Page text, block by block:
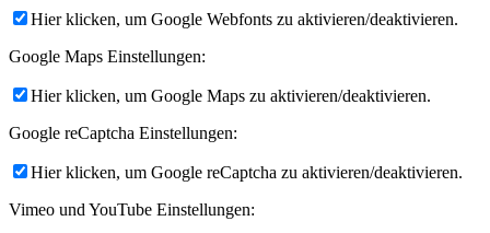
Hier klicken, um Google Webfonts zu aktivieren/deaktivieren.
Google Maps Einstellungen:
Hier klicken, um Google Maps zu aktivieren/deaktivieren.
Google reCaptcha Einstellungen:
Hier klicken, um Google reCaptcha zu aktivieren/deaktivieren.
Vimeo und YouTube Einstellungen: